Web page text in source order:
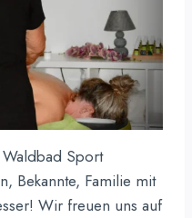
Sport
Bekannte, Familie mit
Wir freuen uns auf